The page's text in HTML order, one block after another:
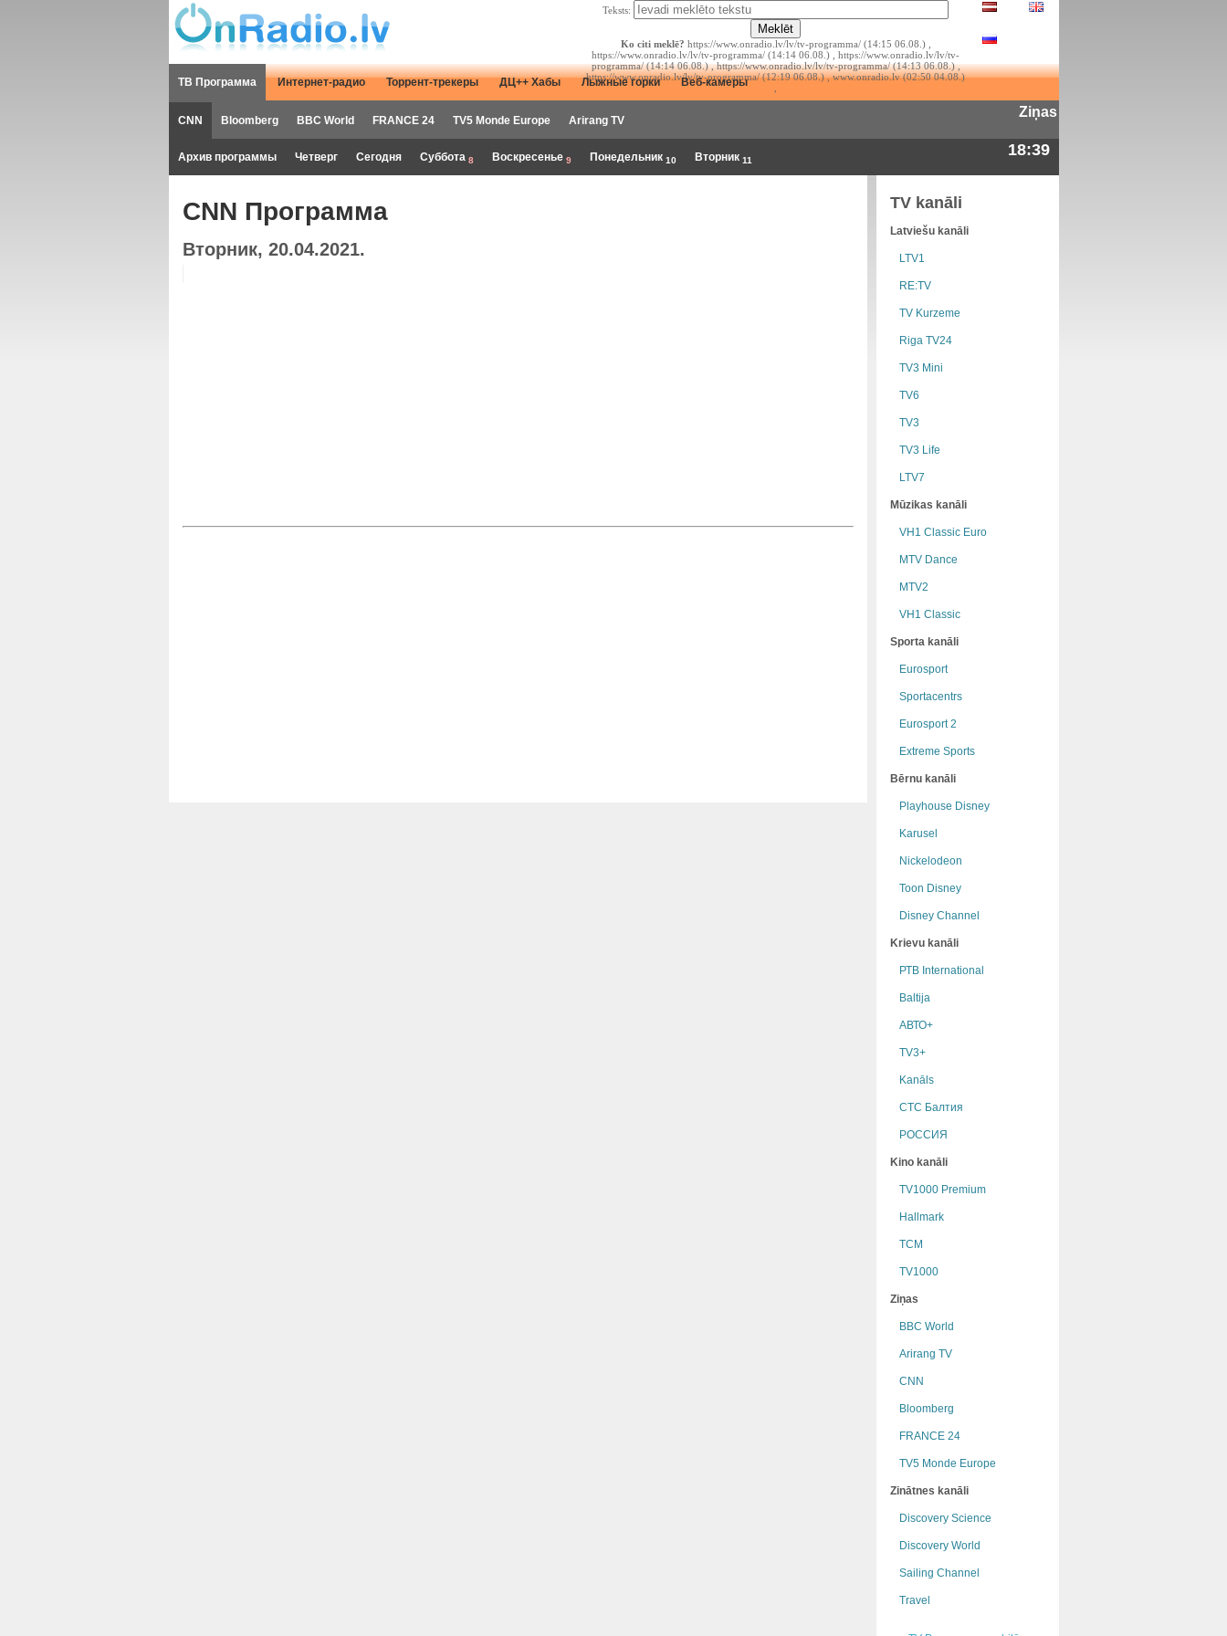
Teksts:
Ko citi meklē? https://www.onradio.lv/lv/tv-programma/ (14:15 06.08.) ,
https://www.onradio.lv/lv/tv-programma/ (14:14 06.08.) , https://www.onradio.lv/lv/tv-
programma/ (14:14 06.08.) , https://www.onradio.lv/lv/tv-programma/ (14:13 06.08.) ,
https://www.onradio.lv/lv/tv-programma/ (12:19 06.08.) , www.onradio.lv (02:50 04.08.)
ТВ Программа Интернет-радио Торрент-трекеры ДЦ++ Хабы Лыжные горки Веб-камеры
CNN Bloomberg BBC World FRANCE 24 TV5 Monde Europe Arirang TV
Ziņas
Архив программы Четверг Сегодня Суббота 8 Воскресенье 9 Понедельник 10 Вторник 11
18:39
CNN Программа
Вторник, 20.04.2021.
TV kanāli
Latviešu kanāli
LTV1
RE:TV
TV Kurzeme
Riga TV24
TV3 Mini
TV6
TV3
TV3 Life
LTV7
Mūzikas kanāli
VH1 Classic Euro
MTV Dance
MTV2
VH1 Classic
Sporta kanāli
Eurosport
Sportacentrs
Eurosport 2
Extreme Sports
Bērnu kanāli
Playhouse Disney
Karusel
Nickelodeon
Toon Disney
Disney Channel
Krievu kanāli
РТB International
Baltija
АВТО+
TV3+
Kanāls
СТС Балтия
РОССИЯ
Kino kanāli
TV1000 Premium
Hallmark
TCM
TV1000
Ziņas
BBC World
Arirang TV
CNN
Bloomberg
FRANCE 24
TV5 Monde Europe
Zinātnes kanāli
Discovery Science
Discovery World
Sailing Channel
Travel